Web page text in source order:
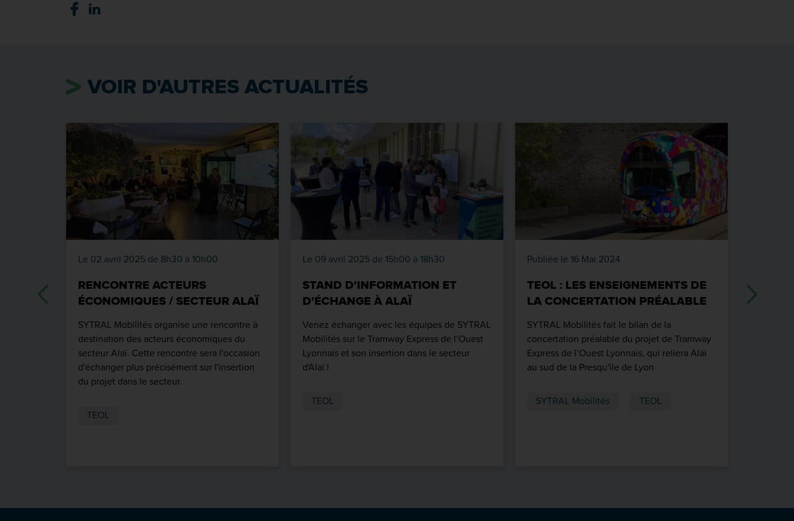
VOIR D'AUTRES ACTUALITÉS
Le 02 avril 2025 de 8h30 à 10h00
RENCONTRE ACTEURS
ÉCONOMIQUES / SECTEUR ALAÏ
SYTRAL Mobilités organise une rencontre à
destination des acteurs économiques du
secteur Alaï. Cette rencontre sera l'occasion
d'échanger plus précisément sur l'insertion
du projet dans le secteur.
TEOL
Le 09 avril 2025 de 15h00 à 18h30
STAND D'INFORMATION ET
D'ÉCHANGE À ALAÏ
Venez échanger avec les équipes de SYTRAL
Mobilités sur le Tramway Express de l’Ouest
Lyonnais et son insertion dans le secteur
d'Alaï !
TEOL
Publiée le 16 Mai 2024
TEOL : LES ENSEIGNEMENTS DE
LA CONCERTATION PRÉALABLE
SYTRAL Mobilités fait le bilan de la
concertation préalable du projet de Tramway
Express de l’Ouest Lyonnais, qui reliera Alaï
au sud de la Presqu'île de Lyon
SYTRAL Mobilités TEOL